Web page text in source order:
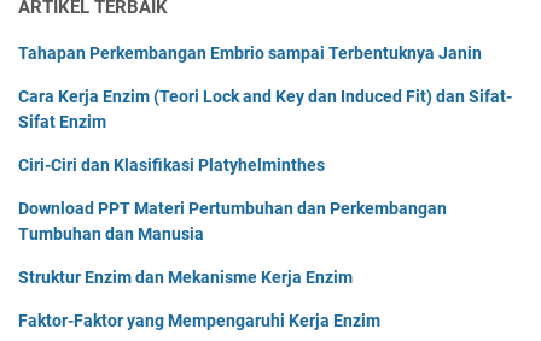
ARTIKEL TERBAIK
Tahapan Perkembangan Embrio sampai Terbentuknya Janin
Cara Kerja Enzim (Teori Lock and Key dan Induced Fit) dan Sifat-
Sifat Enzim
Ciri-Ciri dan Klasifikasi Platyhelminthes
Download PPT Materi Pertumbuhan dan Perkembangan
Tumbuhan dan Manusia
Struktur Enzim dan Mekanisme Kerja Enzim
Faktor-Faktor yang Mempengaruhi Kerja Enzim